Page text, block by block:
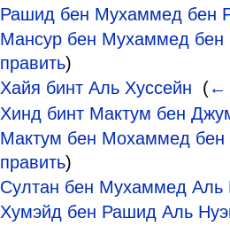
Рашид бен Мухаммед бен
Мансур бен Мухаммед
править)
Хайя бинт Аль Хуссейн
(←
Хинд бинт Мактум бен
Мактум бен Мохаммед
править)
Султан бен Мухаммед Аль
Хумэйд бен Рашид Аль